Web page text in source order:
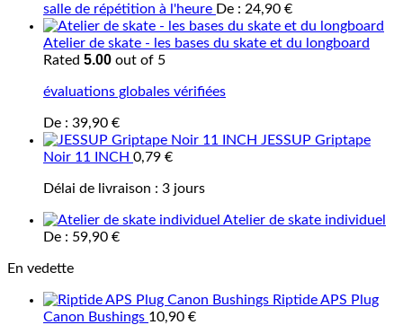
salle de répétition à l'heure De : 24,90 €
Atelier de skate - les bases du skate et du longboard
Rated 5.00 out of 5
évaluations globales vérifiées
De : 39,90 €
JESSUP Griptape
Noir 11 INCH 0,79 €
Délai de livraison : 3 jours
Atelier de skate individuel
De : 59,90 €
En vedette
Riptide APS Plug
Canon Bushings 10,90 €